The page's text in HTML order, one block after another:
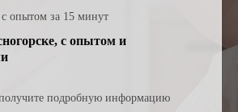
опытом за 15 минут
с опытом и
получите подробную информацию